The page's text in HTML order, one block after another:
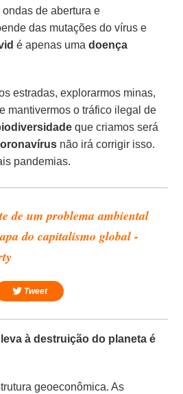
de abertura e
das mutações do vírus e
é apenas umadoença
estradas, explorarmos minas,
mantivermos o tráfico ilegal de
que criamos será
não irá corrigir isso.
pandemias.
de um problema ambiental
do capitalismo global -
Tweet
à destruição do planeta é
geoeconômica. As